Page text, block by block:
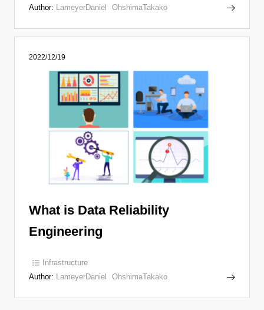
Author: LameyerDaniel OhshimaTakako
2022/12/19
What is Data Reliability
Engineering
Infrastructure
Author:
LameyerDaniel OhshimaTakako